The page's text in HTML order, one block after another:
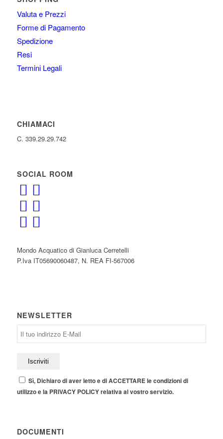
Valuta e Prezzi
Forme di Pagamento
Spedizione
Resi
Termini Legali
CHIAMACI
C. 339.29.29.742
SOCIAL ROOM
Mondo Acquatico di Gianluca Cerretelli
P.Iva IT05690060487, N. REA FI-567006
NEWSLETTER
Sì, Dichiaro di aver letto e di ACCETTARE le condizioni di
utilizzo e la PRIVACY POLICY relativa al vostro servizio.
DOCUMENTI